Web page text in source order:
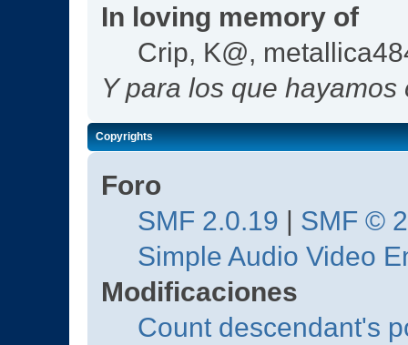
In loving memory of
Crip, K@,
Y para los que
Copyrights
Foro
SMF 2.0.19 | SMF ©
Simple Audio Video
Modificaciones
Count descendant's